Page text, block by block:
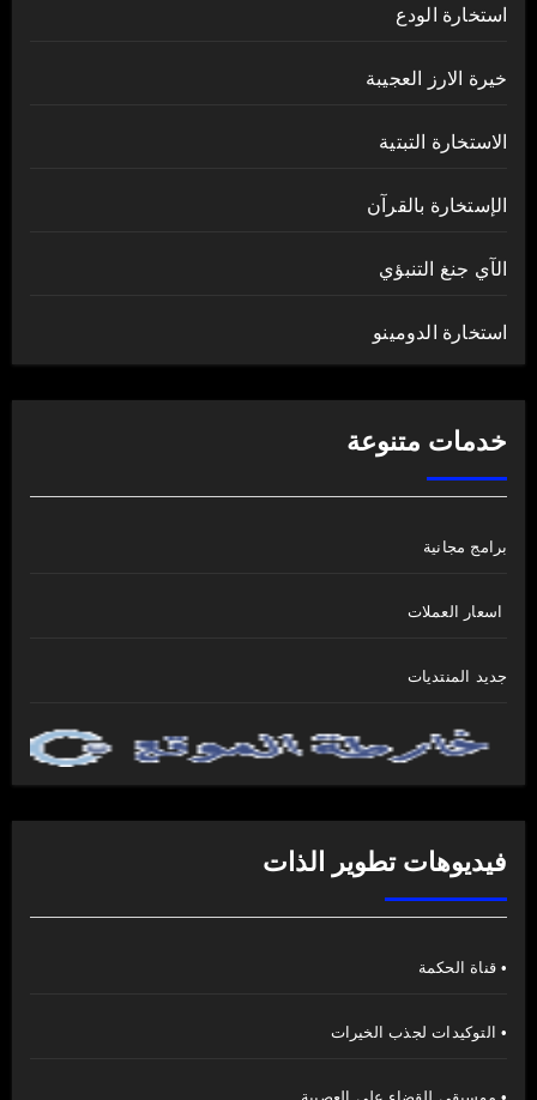
استخارة الودع
خيرة الارز العجيبة
الاستخارة التبتية
الإستخارة بالقرآن
الآي جنغ التنبؤي
استخارة الدومينو
خدمات متنوعة
برامج مجانية
اسعار العملات
جديد المنتديات
فيديوهات تطوير الذات
• قناة الحكمة
• التوكيدات لجذب الخيرات